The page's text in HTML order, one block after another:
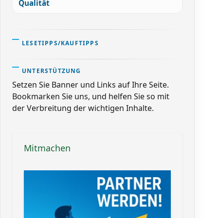
Qualität
LESETIPPS/KAUFTIPPS
UNTERSTÜTZUNG
Setzen Sie Banner und Links auf Ihre Seite.
Bookmarken Sie uns, und helfen Sie so mit
der Verbreitung der wichtigen Inhalte.
Mitmachen